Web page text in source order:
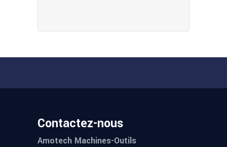
Contactez-nous
Amotech Machines-Outils